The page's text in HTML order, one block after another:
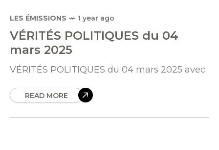
LES ÉMISSIONS 1 year ago
VÉRITÉS POLITIQUES du 04
mars 2025
VÉRITÉS POLITIQUES du 04 mars 2025 avec
READ MORE